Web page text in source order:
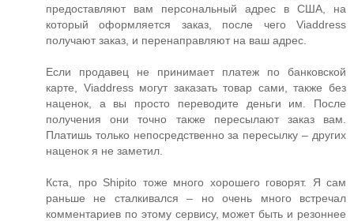
предоставляют вам персональный адрес в США, на
который оформляется заказ, после чего Viaddress
получают заказ, и перенаправляют на ваш адрес.
Если продавец не принимает платеж по банковской
карте, Viaddress могут заказать товар сами, также без
наценок, а вы просто переводите деньги им. После
получения они точно также пересылают заказ вам.
Платишь только непосредственно за пересылку – других
наценок я не заметил.
Кста, про Shipito тоже много хорошего говорят. Я сам
раньше не сталкивался – но очень много встречал
комментариев по этому сервису, может быть и резоннее